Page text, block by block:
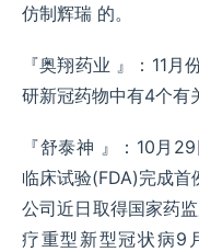
仿制辉瑞 的。
『奥翔药业 』：11
研新冠药物中有4个有
『舒泰神 』：10月
临床试验(FDA)完成首
公司近日取得国家药
疗重型新型冠状病9